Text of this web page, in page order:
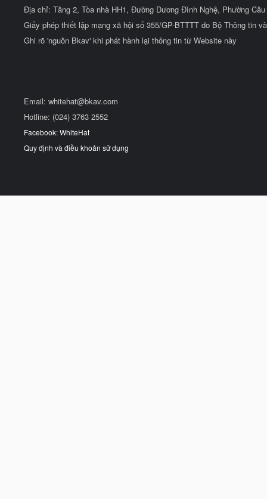
Địa chỉ: Tầng 2, Tòa nhà HH1, Đường Dương Đình Nghệ, Phường
Giấy phép thiết lập mạng xã hội số 355/GP-BTTTT do Bộ Thông tin
Ghi rõ 'nguồn Bkav' khi phát hành lại thông tin từ Website này
Email: whitehat@bkav.com
Hotline: (024) 3763 2552
Facebook: WhiteHat
Quy định và điều khoản sử dụng